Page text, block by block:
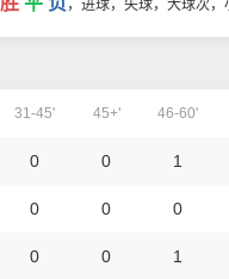
，进球，失球，大球次，
31-45' 45+' 46-60'
0 0 1
0 0 0
0 0 1